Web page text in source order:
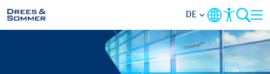
MARKETS
DE